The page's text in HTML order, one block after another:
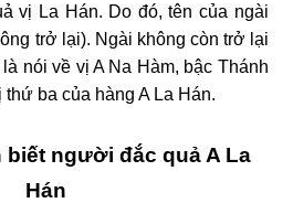
vị La Hán. Do đó, tên của ngài
trở lại). Ngài không còn trở lại
nói về vị A Na Hàm, bậc Thánh
ba của hàng A La Hán.
biết người đắc quả A La
Hán